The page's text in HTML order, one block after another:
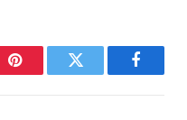
فيسبوك تويتر